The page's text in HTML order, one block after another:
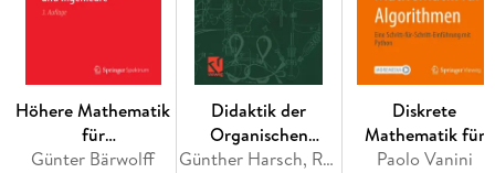
Inhaltsverzeichnis
1 Einführung: Analytische Geometrie / Lineare Algebra und
Allgemeinbildung. - 1 Lineare Gleichungssysteme. - 3 Der
Vektorbegriff. - 4 Analytische Geometrie. - 5 Vertiefungen
und Anwendungen der Analytischen Geometrie. - 6 Matrizen
und affine Abbildungen. - 7 Ausblick.
Höhere Mathematik
für
Naturwissenschaftler
Günter Bärwolff
Didaktik der
Organischen
Chemie nach demGünther Harsch, Rebekka Heimann
Diskrete
Mathematik für
Algorithmen
Paolo Vanini